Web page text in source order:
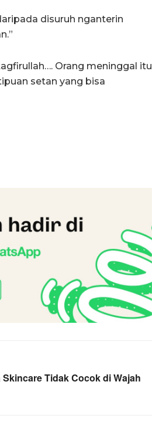
disuruh nganterin
Orang meninggal itu
setan yang bisa
Skincare Tidak Cocok di Wajah